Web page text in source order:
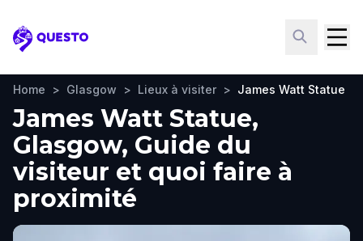
Questo
Home > Glasgow > Lieux à visiter > James Watt Statue
James Watt Statue,
Glasgow, Guide du
visiteur et quoi faire à
proximité